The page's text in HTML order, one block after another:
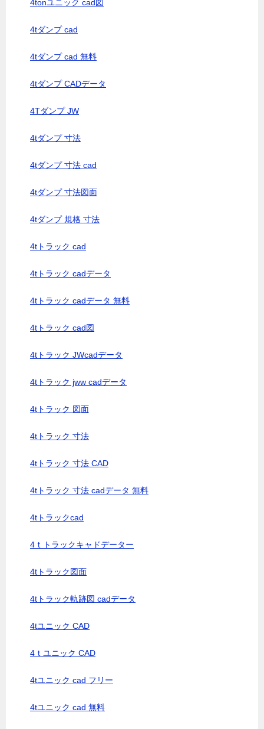
4tonユニック cad図
4tダンプ cad
4tダンプ cad 無料
4tダンプ CADデータ
4Tダンプ JW
4tダンプ 寸法
4tダンプ 寸法 cad
4tダンプ 寸法図面
4tダンプ 規格 寸法
4tトラック cad
4tトラック cadデータ
4tトラック cadデータ 無料
4tトラック cad図
4tトラック JWcadデータ
4tトラック jww cadデータ
4tトラック 図面
4tトラック 寸法
4tトラック 寸法 CAD
4tトラック 寸法 cadデータ 無料
4tトラックcad
4ｔトラックキャドデーター
4tトラック図面
4tトラック軌跡図 cadデータ
4tユニック CAD
4ｔユニック CAD
4tユニック cad フリー
4tユニック cad 無料